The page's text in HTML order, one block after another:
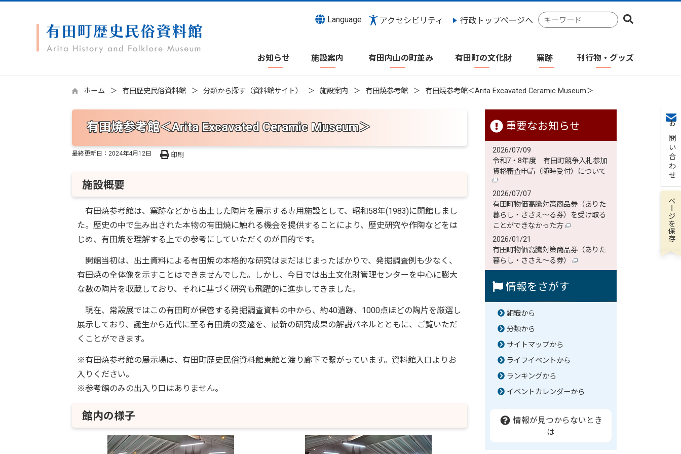
Language アクセシビリティ 行政トップページへ
検
索
ワ
お知らせ 施設案内 有田内山の町並み 有田町の文化財 窯跡 刊行物・グッズ
お問い合わせ
ホーム 有田歴史民俗資料館 分類から探す（資料館サイト） 施設案内 有田焼参考館 有田焼参考館＜Arita Excavated Ceramic Museum＞
有田焼参考館＜Arita Excavated Ceramic Museum＞
最終更新日： 2024年4月12日 印刷
施設概要
有田焼参考館は、窯跡などから出土した陶片を展示する専用施設として、昭和58年(1983)に開館しまし
た。歴史の中で生み出された本物の有田焼に触れる機会を提供することにより、歴史研究や作陶などをは
じめ、有田焼を理解する上での参考にしていただくのが目的です。
開館当初は、出土資料による有田焼の本格的な研究はまだはじまったばかりで、発掘調査例も少なく、
有田焼の全体像を示すことはできませんでした。しかし、今日では出土文化財管理センターを中心に膨大
な数の陶片を収蔵しており、それに基づく研究も飛躍的に進歩してきました。
現在、常設展ではこの有田町が保管する発掘調査資料の中から、約40遺跡、1000点ほどの陶片を厳選し
展示しており、誕生から近代に至る有田焼の変遷を、最新の研究成果の解説パネルとともに、ご覧いただ
くことができます。
※有田焼参考館の展示場は、有田町歴史民俗資料館東館と渡り廊下で繋がっています。資料館入口よりお
入りください。
※参考館のみの出入り口はありません。
館内の様子
重要なお知らせ
2026/07/09
令和7・8年度 有田町競争入札参加
資格審査申請（随時受付）について
2026/07/07
有田町物価高騰対策商品券（ありた
暮らし・ささえ～る券）を受け取る
ことができなかった方
2026/01/21
有田町物価高騰対策商品券（ありた
暮らし・ささえ～る券）
情報をさがす
組織から
分類から
サイトマップから
ライフイベントから
ランキングから
イベントカレンダーから
情報が見つからないとき
は
ページを保存